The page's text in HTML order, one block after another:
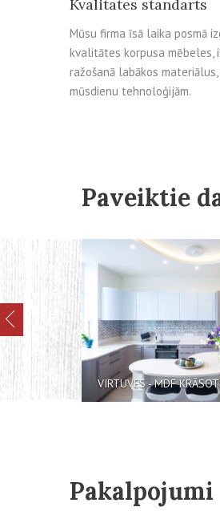
Kvalitātes standarts
Mūsu firma īsā laika posmā
kvalitātes korpusa mēbeles,
ražošanā labākos
mūsdienu tehnoloģijām.
Paveiktie
VIRTUVES - MDF KRĀSOTS
Pakalpojumi